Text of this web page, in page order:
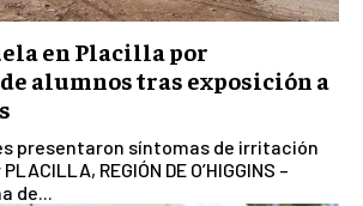
en Placilla por
alumnos tras exposición a
presentaron síntomas de irritación
REGIÓN DE O’HIGGINS –
de...